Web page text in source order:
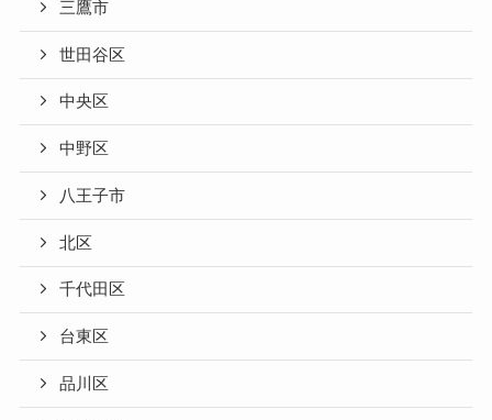
三鷹市
世田谷区
中央区
中野区
八王子市
北区
千代田区
台東区
品川区